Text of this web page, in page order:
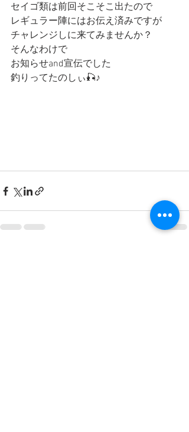
セイゴ類は前回そこそこ出たので
レギュラー陣にはお伝え済みですが
チャレンジしに来てみませんか？
そんなわけで
お知らせand宣伝でした
釣りってたのしぃ🎣♪